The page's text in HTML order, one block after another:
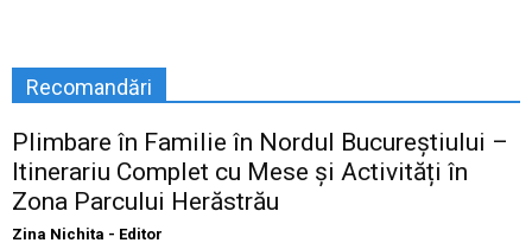
Recomandări
Plimbare în Familie în Nordul Bucureștiului –
Itinerariu Complet cu Mese și Activități în
Zona Parcului Herăstrău
Zina Nichita - Editor